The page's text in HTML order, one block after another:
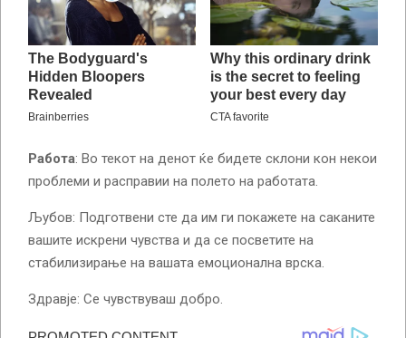
Работа: Во текот на денот ќе бидете склони кон некои
проблеми и расправии на полето на работата.
Љубов: Подготвени сте да им ги покажете на саканите
вашите искрени чувства и да се посветите на
стабилизирање на вашата емоционална врска.
Здравје: Се чувствуваш добро.